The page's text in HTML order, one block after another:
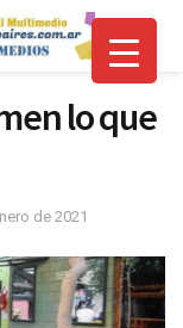
lo que
de 2021